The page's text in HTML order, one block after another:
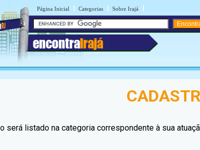
Página Inicial | Categorias | Sobre Irajá |
encontraIrajá
será listado na categoria correspondente à sua